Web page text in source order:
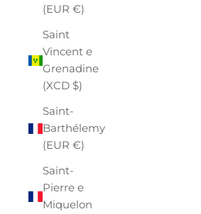
(EUR €)
Saint
Vincent e
Grenadine
(XCD $)
Saint-
Barthélemy
(EUR €)
Saint-
Pierre e
Miquelon